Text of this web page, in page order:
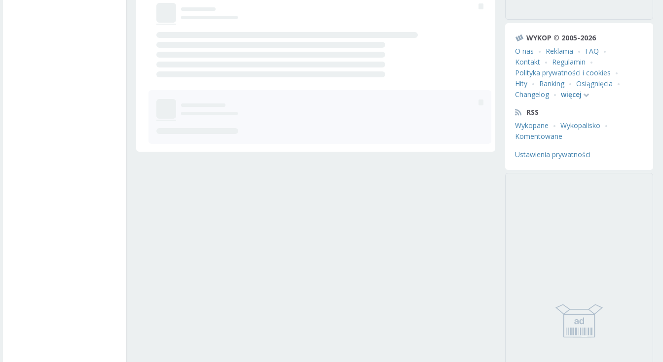
WYKOP © 2005-2026
O nas
Reklama
FAQ
Kontakt
Regulamin
Polityka prywatności i cookies
Hity
Ranking
Osiągnięcia
Changelog
więcej
RSS
Wykopane
Wykopalisko
Komentowane
Ustawienia prywatności